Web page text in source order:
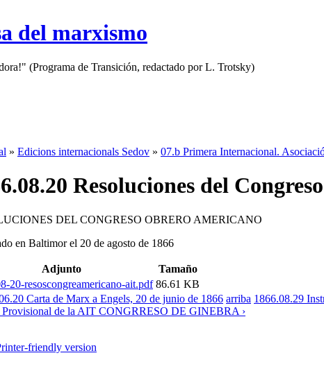
del marxismo
(Programa de Transición, redactado por L. Trotsky)
» Edicions internacionals Sedov » 07.b Primera Internacional.
Resoluciones del
DEL CONGRESO OBRERO AMERICANO
en Baltimor el 20 de agosto de 1866
Adjunto
Tamaño
20-resoscongreamericano-ait.pdf 86.61 KB
Carta de Marx a Engels, 20 de junio de 1866 arriba 1866.08.29
Provisional de la AIT CONGRRESO DE GINEBRA ›
friendly version